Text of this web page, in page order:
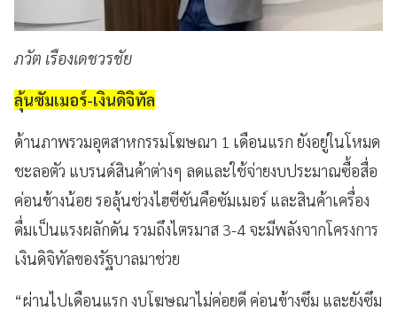
ภวัต เรืองเดชวรชัย
ลุ้นซัมเมอร์-เงินดิจิทัล
ด้านภาพรวมอุตสาหกรรมโฆษณา 1 เดือนแรก ยังอยู่ในโหมด
ชะลอตัว แบรนด์สินค้าต่างๆ ลดและใช้จ่ายงบประมาณซื้อสื่อ
ค่อนข้างน้อย รอลุ้นช่วงไฮซีซันคือซัมเมอร์ และสินค้าเครื่อง
ดื่มเป็นแรงผลักดัน รวมถึงไตรมาส 3-4 จะมีพลังจากโครงการ
เงินดิจิทัลของรัฐบาลมาช่วย
“ผ่านไปเดือนแรก งบโฆษณาไม่ค่อยดี ค่อนข้างซึม และยังซึม